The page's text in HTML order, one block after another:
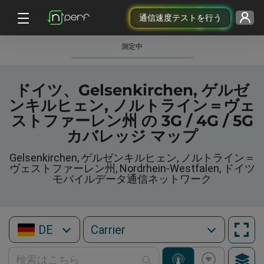
通信速度テストを行う
測定中
ドイツ、Gelsenkirchen, ゲルゼ
ンキルヒェン, ノルトライン＝ヴェ
ストファーレン州 の 3G / 4G / 5G
カバレッジ マップ
Gelsenkirchen, ゲルゼンキルヒェン, ノルトライン＝
ヴェストファーレン州, Nordrhein-Westfalen, ドイツ
モバイルデータ通信ネットワーク
DE